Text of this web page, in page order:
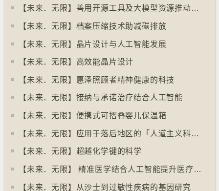
【未来．无限】善用开源工具及大模型资源推动社会进步
【未来．无限】档案压缩技术助减碳排放
【未来．无限】晶片设计与人工智能发展
【未来．无限】高效能晶片设计
【未来．无限】惠泽照顾者精神健康的科技
【未来．无限】接纳与承诺治疗结合人工智能
【未来．无限】便携式可摺叠婴儿保温箱
【未来．无限】应用于落后地区的「人道主义科技」
【未来．无限】超越化学键的科学
【未来．无限】 精准医学结合人工智能提升医疗效果
【未来．无限】从沙士到过敏性疾病的基因研究